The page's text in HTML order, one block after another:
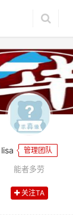
lisa 管理团队
能者多劳
关注TA